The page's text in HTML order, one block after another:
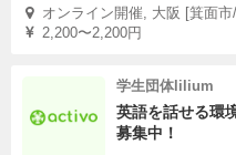
オンライン開催, 大阪 [箕面
2,200〜2,200円
学生団体lilium
英語を話せる環
募集中！